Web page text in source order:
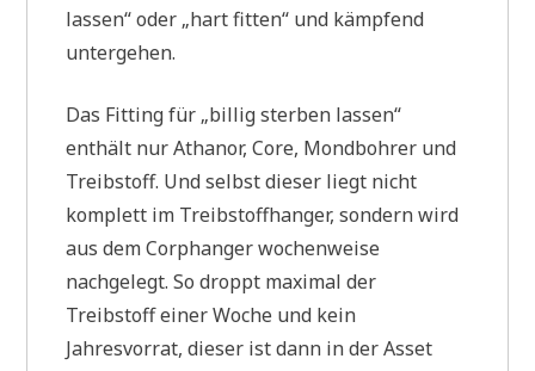
lassen“ oder „hart fitten“ und kämpfend
untergehen.
Das Fitting für „billig sterben lassen“
enthält nur Athanor, Core, Mondbohrer und
Treibstoff. Und selbst dieser liegt nicht
komplett im Treibstoffhanger, sondern wird
aus dem Corphanger wochenweise
nachgelegt. So droppt maximal der
Treibstoff einer Woche und kein
Jahresvorrat, dieser ist dann in der Asset